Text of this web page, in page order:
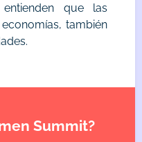
que las
también
Summit?